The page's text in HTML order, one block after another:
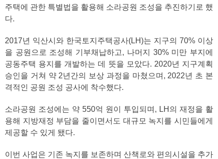
주택에 관한 특별법을 활용해 소라공원 조성을 추진하기로 했
다.
2017년 익산시와 한국토지주택공사(LH)는 지구의 70% 이상
을 공원으로 조성해 기부채납하고, 나머지 30% 미만 부지에
공동주택 용지를 개발하는 데 뜻을 모았다. 2020년 지구계획
승인을 거쳐 약 2년간의 보상 과정을 마쳤으며, 2022년 초 본
격적인 공원 조성 공사에 착수했다.
소라공원 조성에는 약 550억 원이 투입되며, LH의 재정을 활
용해 지방재정 부담을 줄이면서도 대규모 녹지를 시민들에게
제공할 수 있게 됐다.
이번 사업은 기존 녹지를 보존하며 산책로와 편의시설을 추가